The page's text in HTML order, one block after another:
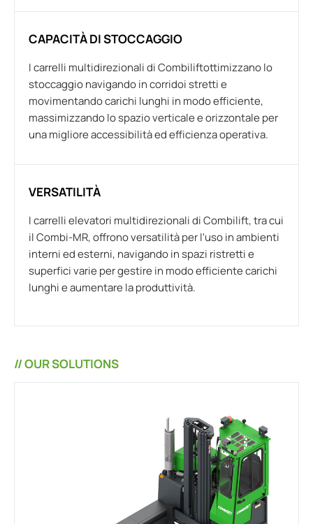
CAPACITÀ DI STOCCAGGIO
I carrelli multidirezionali di Combiliftottimizzano lo
stoccaggio navigando in corridoi stretti e
movimentando carichi lunghi in modo efficiente,
massimizzando lo spazio verticale e orizzontale per
una migliore accessibilità ed efficienza operativa.
VERSATILITÀ
I carrelli elevatori multidirezionali di Combilift, tra cui
il Combi-MR, offrono versatilità per l'uso in ambienti
interni ed esterni, navigando in spazi ristretti e
superfici varie per gestire in modo efficiente carichi
lunghi e aumentare la produttività.
// OUR SOLUTIONS